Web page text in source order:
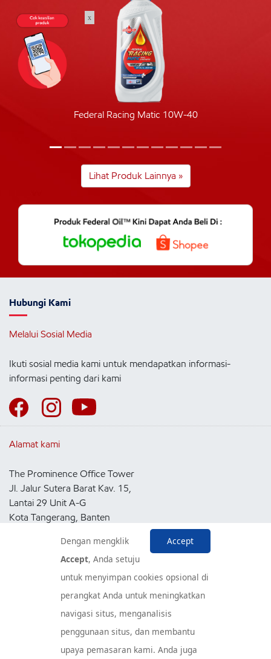
Federal Racing Matic 10W-40
Lihat Produk Lainnya »
Hubungi Kami
Melalui Sosial Media
Ikuti sosial media kami untuk mendapatkan informasi-
informasi penting dari kami
Alamat kami
The Prominence Office Tower
Jl. Jalur Sutera Barat Kav. 15,
Lantai 29 Unit A-G
Kota Tangerang, Banten
Pusat Layanan Konsumen
x
Accept
Dengan mengklik
Accept, Anda setuju
untuk menyimpan cookies opsional di
perangkat Anda untuk meningkatkan
navigasi situs, menganalisis
penggunaan situs, dan membantu
upaya pemasaran kami. Anda juga